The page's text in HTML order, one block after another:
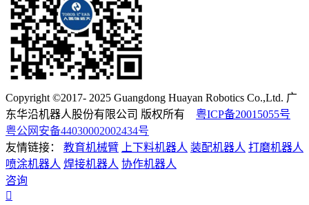
Copyright ©2017- 2025 Guangdong Huayan Robotics Co.,Ltd. 广
东华沿机器人股份有限公司 版权所有 粤ICP备20015055号
粤公网安备44030002002434号
友情链接：
教育机械臂 上下料机器人 装配机器人 打磨机器人
喷涂机器人 焊接机器人 协作机器人
咨询